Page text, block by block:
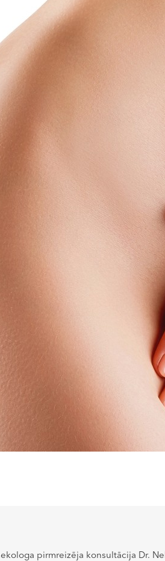
Ginekoloģija
Par mums
pirmreizēja konsultācija Dr.